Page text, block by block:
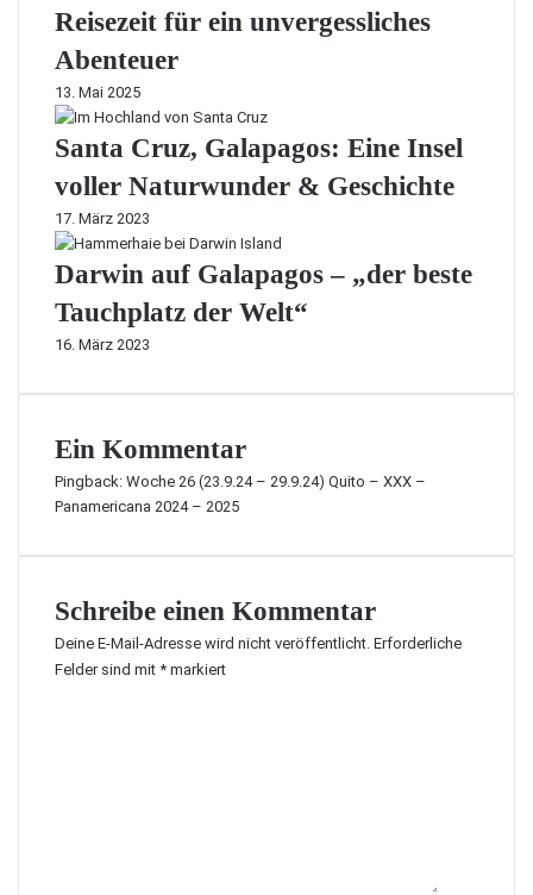
Reisezeit für ein unvergessliches
Abenteuer
13. Mai 2025
Santa Cruz, Galapagos: Eine Insel
voller Naturwunder & Geschichte
17. März 2023
Darwin auf Galapagos – „der beste
Tauchplatz der Welt“
16. März 2023
Ein Kommentar
Pingback: Woche 26 (23.9.24 – 29.9.24) Quito – XXX –
Panamericana 2024 – 2025
Schreibe einen Kommentar
Deine E-Mail-Adresse wird nicht veröffentlicht. Erforderliche
Felder sind mit * markiert